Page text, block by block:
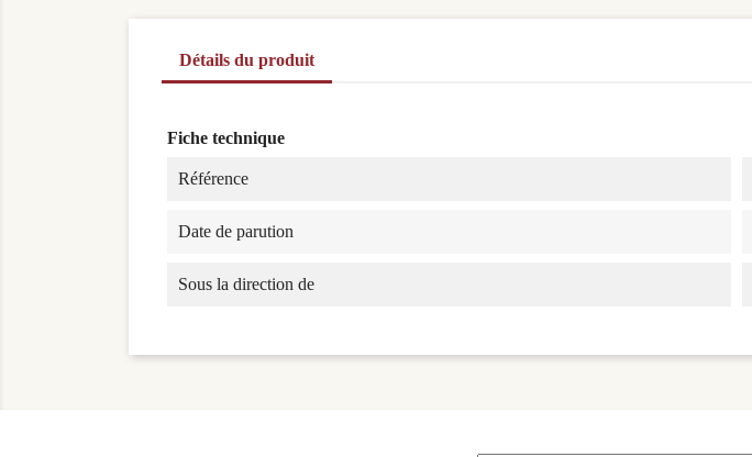
Détails du produit
Fiche technique
Référence
Date de parution
Sous la direction de